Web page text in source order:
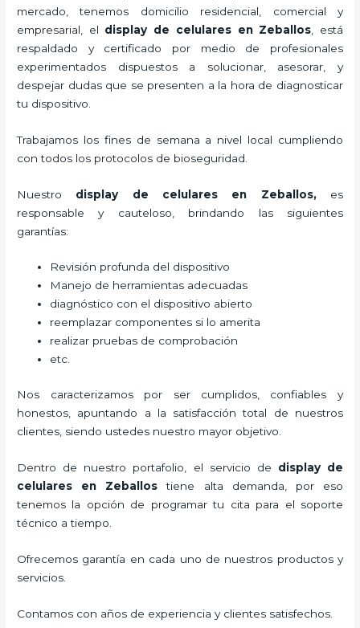
mercado, tenemos domicilio residencial, comercial y
empresarial, el display de celularesen Zeballos , está
respaldado y certificado por medio de profesionales
experimentados dispuestos a solucionar, asesorar, y
despejar dudas que se presenten a la hora de diagnosticar
tu dispositivo.
Trabajamos los fines de semana a nivel local cumpliendo
con todos los protocolos de bioseguridad.
Nuestro display de celulares en Zeballos, es
responsable y cauteloso, brindando las siguientes
garantías:
Revisión profunda del dispositivo
Manejo de herramientas adecuadas
diagnóstico con el dispositivo abierto
reemplazar componentes si lo amerita
realizar pruebas de comprobación
etc.
Nos caracterizamos por ser cumplidos, confiables y
honestos, apuntando a la satisfacción total de nuestros
clientes, siendo ustedes nuestro mayor objetivo.
Dentro de nuestro portafolio, el servicio de display de
celulares en Zeballos tiene alta demanda, por eso
tenemos la opción de programar tu cita para el soporte
técnico a tiempo.
Ofrecemos garantía en cada uno de nuestros productos y
servicios.
Contamos con años de experiencia y clientes satisfechos.